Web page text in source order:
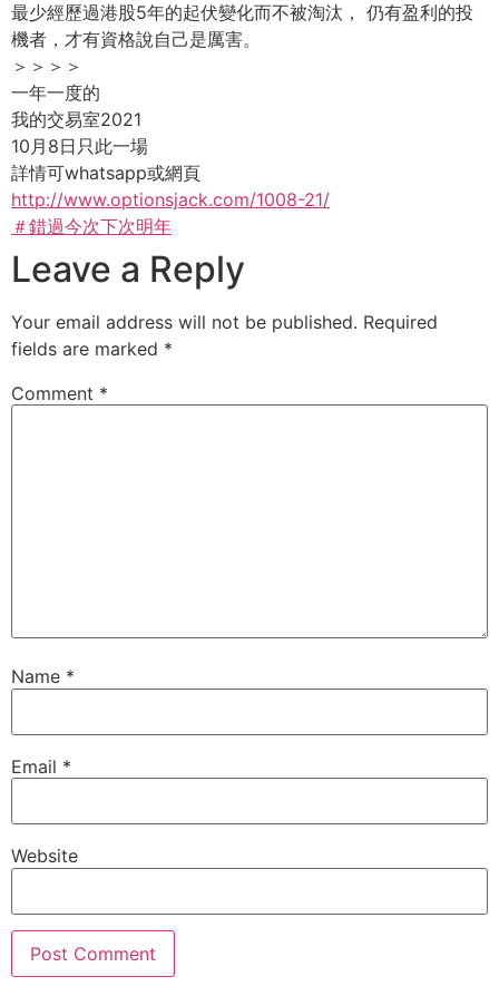
最少經歷過港股5年的起伏變化而不被淘汰， 仍有盈利的投
機者，才有資格說自己是厲害。
＞＞＞＞
一年一度的
我的交易室2021
10月8日只此一場
詳情可whatsapp或網頁
http://www.optionsjack.com/1008-21/
＃錯過今次下次明年
Leave a Reply
Your email address will not be published. Required
fields are marked *
Comment *
Name *
Email *
Website